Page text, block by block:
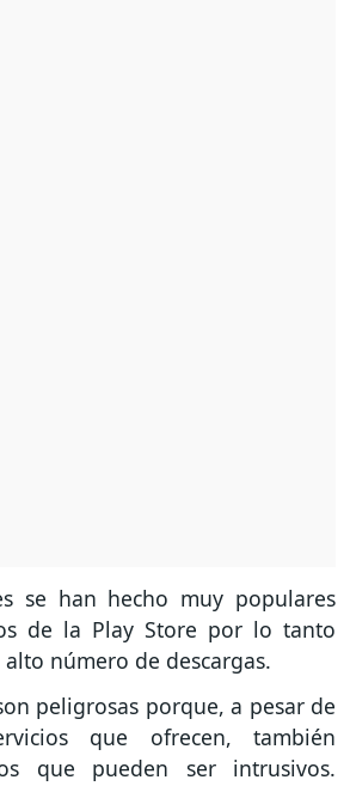
se han hecho muy populares
de la Play Store por lo tanto
número de descargas.
peligrosas porque, a pesar de
que ofrecen, también
que pueden ser intrusivos.